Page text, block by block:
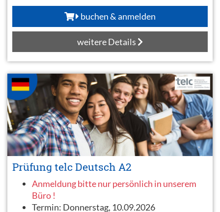
buchen & anmelden
weitere Details
Prüfung telc Deutsch A2
Anmeldung bitte nur persönlich in unserem
Büro !
Termin: Donnerstag, 10.09.2026